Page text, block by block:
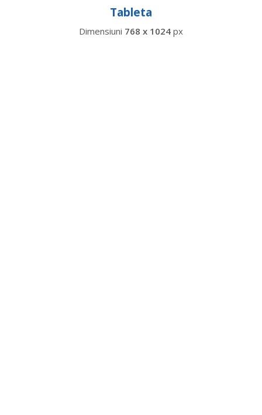
Tableta
Dimensiuni 768 x 1024px